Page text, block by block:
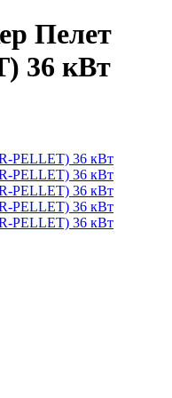
Пелет
36 кВт